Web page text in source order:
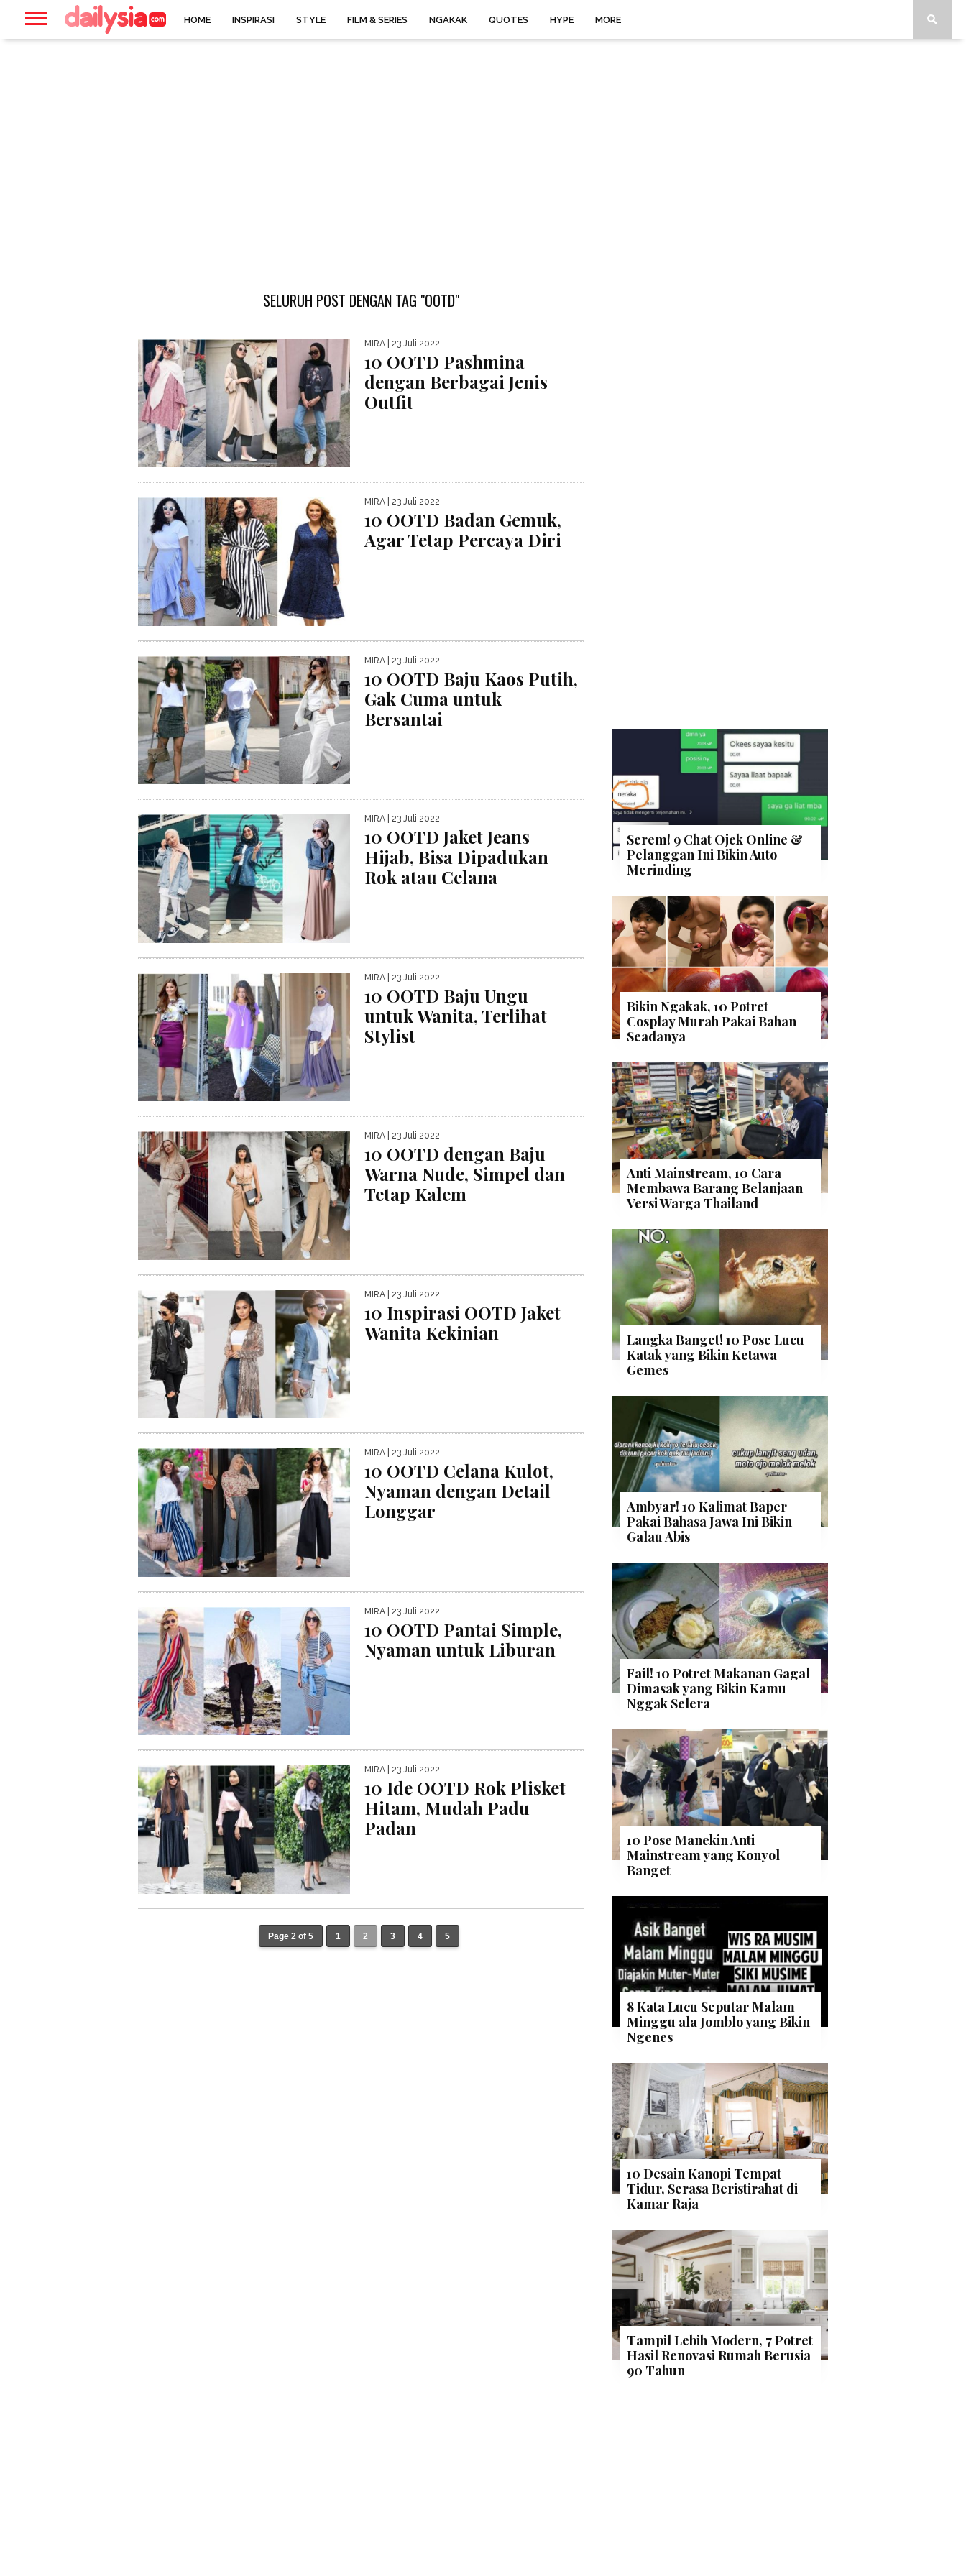
HOME INSPIRASI STYLE FILM & SERIES NGAKAK QUOTES HYPE MORE
SELURUH POST DENGAN TAG "OOTD"
MIRA | 23 Juli 2022
10 OOTD Pashmina
dengan Berbagai Jenis
Outfit
MIRA | 23 Juli 2022
10 OOTD Badan Gemuk,
Agar Tetap Percaya Diri
MIRA | 23 Juli 2022
10 OOTD Baju Kaos Putih,
Gak Cuma untuk
Bersantai
MIRA | 23 Juli 2022
10 OOTD Jaket Jeans
Hijab, Bisa Dipadukan
Rok atau Celana
MIRA | 23 Juli 2022
10 OOTD Baju Ungu
untuk Wanita, Terlihat
Stylist
MIRA | 23 Juli 2022
10 OOTD dengan Baju
Warna Nude, Simpel dan
Tetap Kalem
MIRA | 23 Juli 2022
10 Inspirasi OOTD Jaket
Wanita Kekinian
MIRA | 23 Juli 2022
10 OOTD Celana Kulot,
Nyaman dengan Detail
Longgar
MIRA | 23 Juli 2022
10 OOTD Pantai Simple,
Nyaman untuk Liburan
MIRA | 23 Juli 2022
10 Ide OOTD Rok Plisket
Hitam, Mudah Padu
Padan
Page 2 of 5 1 2 3 4 5
Serem! 9 Chat Ojek Online &
Pelanggan Ini Bikin Auto
Merinding
Bikin Ngakak, 10 Potret
Cosplay Murah Pakai Bahan
Seadanya
Anti Mainstream, 10 Cara
Membawa Barang Belanjaan
Versi Warga Thailand
Langka Banget! 10 Pose Lucu
Katak yang Bikin Ketawa
Gemes
Ambyar! 10 Kalimat Baper
Pakai Bahasa Jawa Ini Bikin
Galau Abis
Fail! 10 Potret Makanan Gagal
Dimasak yang Bikin Kamu
Nggak Selera
10 Pose Manekin Anti
Mainstream yang Konyol
Banget
8 Kata Lucu Seputar Malam
Minggu ala Jomblo yang Bikin
Ngenes
10 Desain Kanopi Tempat
Tidur, Serasa Beristirahat di
Kamar Raja
Tampil Lebih Modern, 7 Potret
Hasil Renovasi Rumah Berusia
90 Tahun